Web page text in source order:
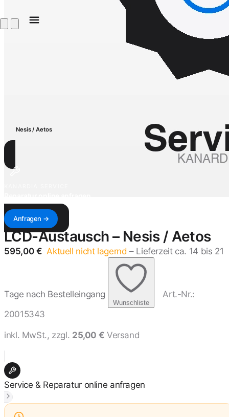
Nesis / Aetos
Antwort innerhalb von 1–3 Werktagen — mit Kostenvoranschlag & Versandadresse.
Anfragen →
LCD-Austausch – Nesis / Aetos
595,00 € Aktuell nicht lagernd – Lieferzeit ca. 14 bis 21
Tage nach Bestelleingang
Wunschliste
Art.-Nr.:
20015343
inkl. MwSt., zzgl. 25,00 € Versand
Service & Reparatur online anfragen